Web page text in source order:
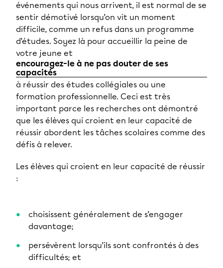
événements qui nous arrivent, il est normal de se
sentir démotivé lorsqu’on vit un moment
difficile, comme un refus dans un programme
d’études. Soyez là pour accueillir la peine de
votre jeune et
encouragez-le à ne pas douter de ses
capacités
à réussir des études collégiales ou une
formation professionnelle. Ceci est très
important parce les recherches ont démontré
que les élèves qui croient en leur capacité de
réussir abordent les tâches scolaires comme des
défis à relever.
Les élèves qui croient en leur capacité de réussir
:
choisissent généralement de s’engager
davantage;
persévèrent lorsqu’ils sont confrontés à des
difficultés; et